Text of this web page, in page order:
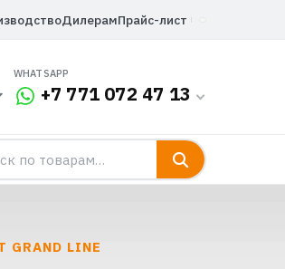
ДилерамПрайс-лист
WHATSAPP
+7 771 072 47 13
LINE